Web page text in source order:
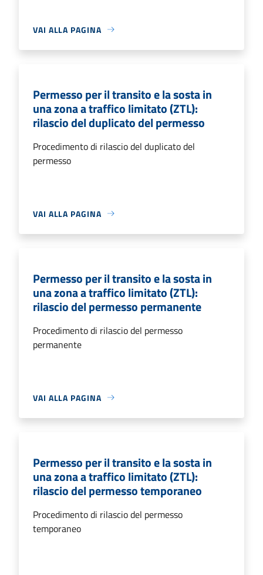
VAI ALLA PAGINA
Permesso per il transito e la sosta in
una zona a traffico limitato (ZTL):
rilascio del duplicato del permesso
Procedimento di rilascio del duplicato del
permesso
VAI ALLA PAGINA
Permesso per il transito e la sosta in
una zona a traffico limitato (ZTL):
rilascio del permesso permanente
Procedimento di rilascio del permesso
permanente
VAI ALLA PAGINA
Permesso per il transito e la sosta in
una zona a traffico limitato (ZTL):
rilascio del permesso temporaneo
Procedimento di rilascio del permesso
temporaneo